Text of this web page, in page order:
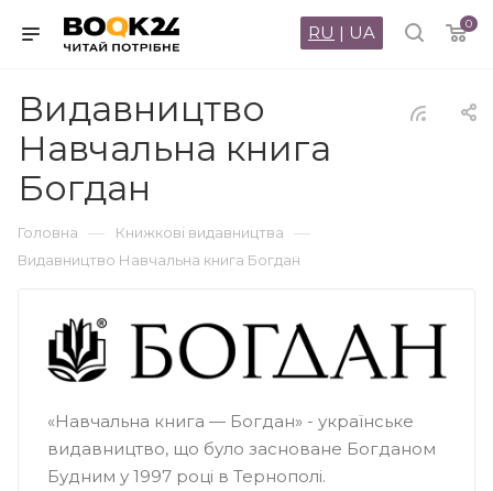
0
RU | UA
Видавництво
Навчальна книга
Богдан
Головна — Книжкові видавництва —
Видавництво Навчальна книга Богдан
«Навчальна книга — Богдан» - українське
видавництво, що було засноване Богданом
Будним у 1997 році в Тернополі.